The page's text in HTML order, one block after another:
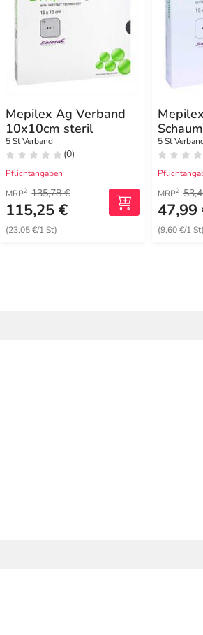
Mepilex Ag Verband
10x10cm steril
5 St Verband
(0)
Pflichtangaben
MRP2 135,78 €
115,25 €
(23,05 €/1 St)
5 St
MRP2
47,99
(9,60 €/1 St)